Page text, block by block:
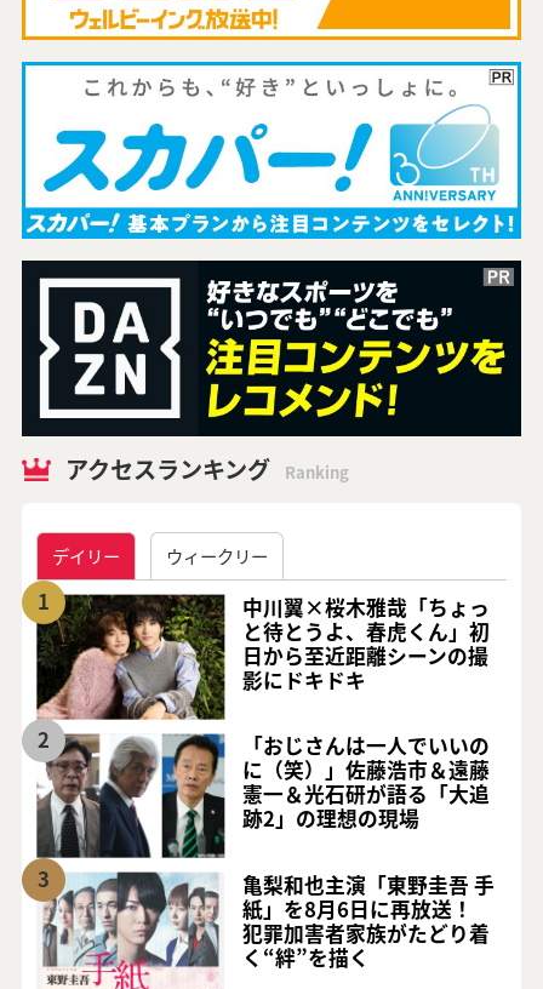
アクセスランキング Ranking
デイリー ウィークリー
1
中川翼×桜木雅哉「ちょっ
と待とうよ、春虎くん」初
日から至近距離シーンの撮
影にドキドキ
2
「おじさんは一人でいいの
に（笑）」佐藤浩市＆遠藤
憲一＆光石研が語る「大追
跡2」の理想の現場
3
亀梨和也主演「東野圭吾 手
紙」を8月6日に再放送！
犯罪加害者家族がたどり着
く“絆”を描く